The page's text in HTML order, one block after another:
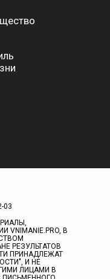
03
В
РЕЗУЛЬТАТОВ
ПРИНАДЛЕЖАТ
И НЕ
ЛИЦАМИ В